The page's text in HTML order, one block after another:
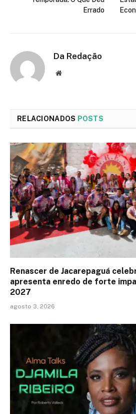
Errado
Da Redação
Site
RELACIONADOS POSTS
Renascer de Jacarepaguá
apresenta enredo de forte
2027
agosto 3, 2026